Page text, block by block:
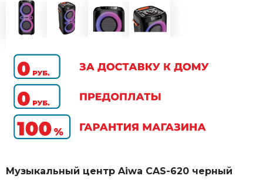
Музыкальный центр Aiwa CAS-620 черный